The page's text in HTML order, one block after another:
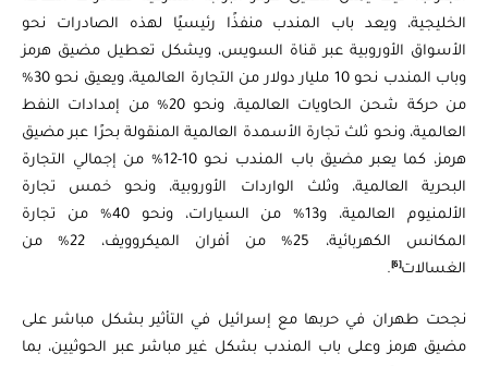
الخليجية، ويعد باب المندب منفذًا رئيسيًا لهذه الصادرات نحو
الأسواق الأوروبية عبر قناة السويس، ويشكل تعطيل مضيق هرمز
وباب المندب نحو 10 مليار دولار من التجارة العالمية، ويعيق نحو 30%
من حركة شحن الحاويات العالمية، ونحو 20% من إمدادات النفط
العالمية، ونحو ثلث تجارة الأسمدة العالمية المنقولة بحرًا عبر مضيق
هرمز، كما يعبر مضيق باب المندب نحو 10-12% من إجمالي التجارة
البحرية العالمية، وثلث الواردات الأوروبية، ونحو خمس تجارة
الألمنيوم العالمية، و13% من السيارات، ونحو 40% من تجارة
المكانس الكهربائية، 25% من أفران الميكروويف، 22% من
الغسالات [6]
.
نجحت طهران في حربها مع إسرائيل في التأثير بشكل مباشر على
مضيق هرمز وعلى باب المندب بشكل غير مباشر عبر الحوثيين، بما